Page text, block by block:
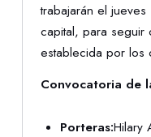
trabajarán el
capital, para seguir
establecida por los
Convocatoria de
Porteras:Hilary